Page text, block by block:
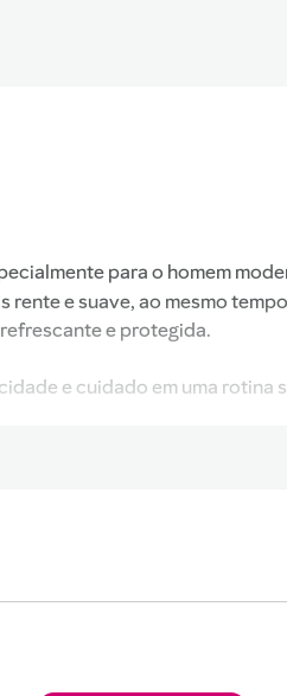
para o homem
e suave, ao mesmo
e protegida.
e cuidado em uma rotina
que auxiliam na proteção